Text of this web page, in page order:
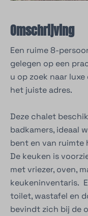
Omschrijving
Een ruime 8-
gelegen op een
u op zoek naar
het juiste adres.
Deze chalet
badkamers, ideaal
bent en van ruimte
De keuken is
met vriezer, oven,
keukeninventaris.
toilet, wastafel en
bevindt zich bij de